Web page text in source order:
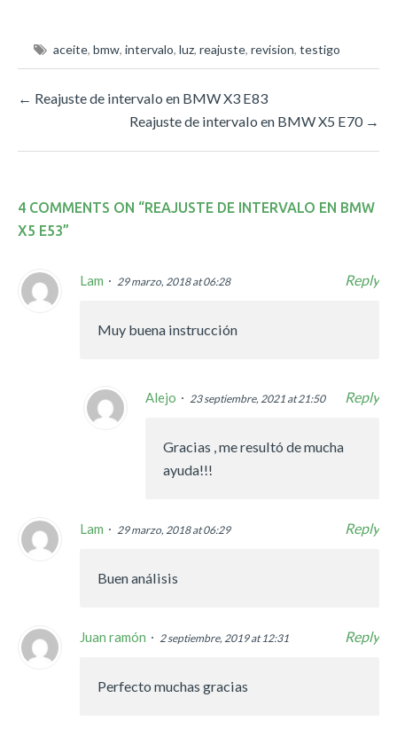
aceite, bmw, intervalo, luz, reajuste, revision, testigo
← Reajuste de intervalo en BMW X3 E83
Reajuste de intervalo en BMW X5 E70 →
4 COMMENTS ON “REAJUSTE DE INTERVALO EN BMW
X5 E53”
Lam 29 marzo, 2018 at 06:28 Reply
Muy buena instrucción
Alejo 23 septiembre, 2021 at 21:50 Reply
Gracias , me resultó de mucha
ayuda!!!
Lam 29 marzo, 2018 at 06:29 Reply
Buen análisis
Juan ramón 2 septiembre, 2019 at 12:31 Reply
Perfecto muchas gracias